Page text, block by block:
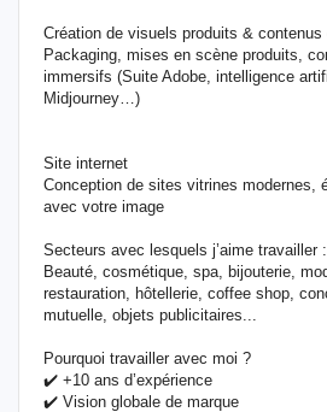
Création de visuels produits & contenus
Packaging, mises en scène produits,
immersifs (Suite Adobe, intelligence
Midjourney…)
Site internet
Conception de sites vitrines modernes,
avec votre image
Secteurs avec lesquels j’aime travailler :
Beauté, cosmétique, spa, bijouterie,
restauration, hôtellerie, coffee shop,
mutuelle, objets publicitaires...
Pourquoi travailler avec moi ?
✔️ +10 ans d’expérience
✔️ Vision globale de marque